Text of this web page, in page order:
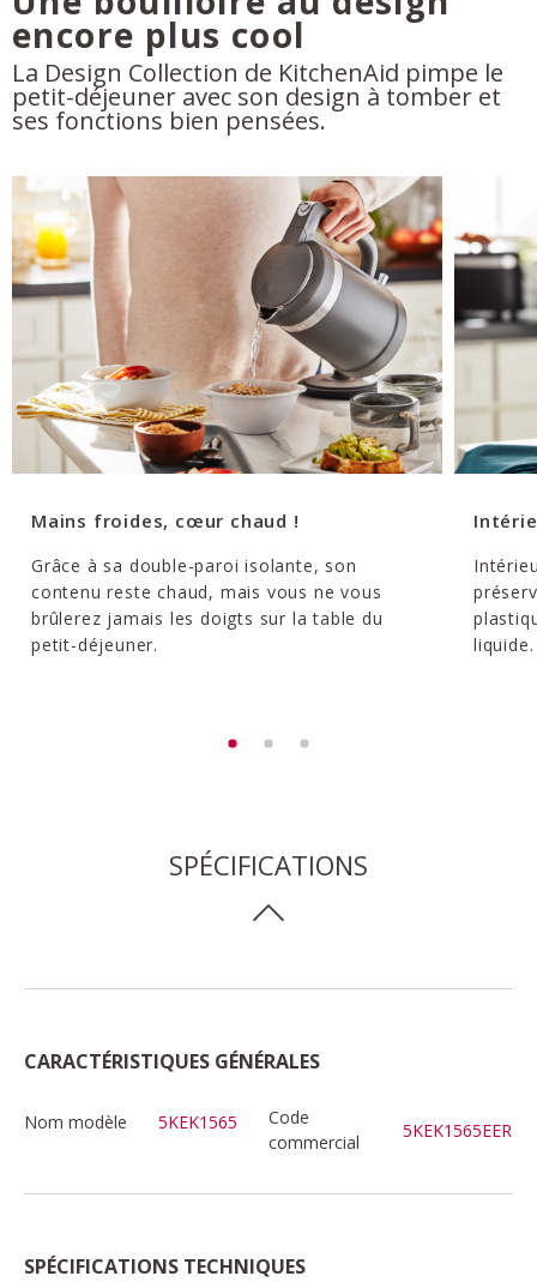
encore plus cool
La Design Collection de KitchenAid pimpe le
petit-déjeuner avec son design à tomber et
ses fonctions bien pensées.
Mains froides, cœur chaud !
Grâce à sa double-paroi isolante, son
contenu reste chaud, mais vous ne vous
brûlerez jamais les doigts sur la table du
petit-déjeuner.
liquide.
SPÉCIFICATIONS
CARACTÉRISTIQUES GÉNÉRALES
Nom modèle 5KEK1565
Code
commercial
5KEK1565EER
SPÉCIFICATIONS TECHNIQUES